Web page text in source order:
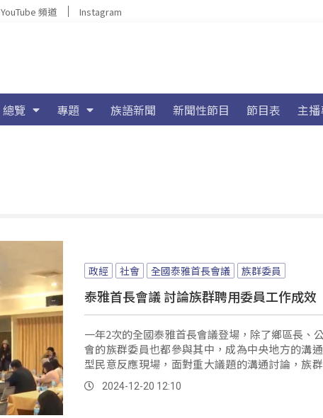
YouTube 頻道 Instagram
總覽 專題 族語新聞 新聞性節目 節目表 主
政經 社會 全國泰雅首長會議 族群委員
泰雅首長會議 討論族群聘用委員工作成效
一年2次的全國泰雅首長會議登場，除了鄉區長、
會的族群委員也都參與其中，成為中央地方的溝
型民意反應現場，面對重大議題的溝通討論，族
承諾，鄉區長則是希望提升政策回覆效率。
2024-12-20 12:10